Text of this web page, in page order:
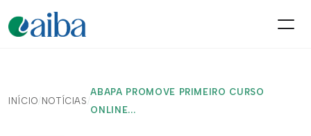
INÍCIO/ NOTÍCIAS /
ABAPA PROMOVE PRIMEIRO CURSO
ONLINE...